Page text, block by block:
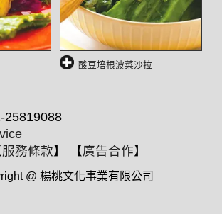
酸豆培根波菜沙拉
25819088
服務條款】 【廣告合作】
@ 楊桃文化事業有限公司